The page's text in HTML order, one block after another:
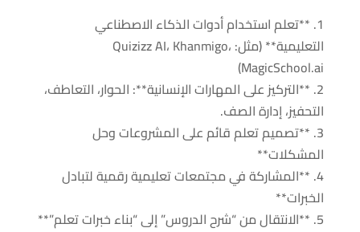
1. **تعلم استخدام أدوات الذكاء الاصطناعي
التعليمية** (مثل: Quizizz AI، Khanmigo،
MagicSchool.ai)
2. **التركيز على المهارات الإنسانية**: الحوار، التعاطف،
التحفيز، إدارة الصف.
3. **تصميم تعلم قائم على المشروعات وحل
المشكلات**
4. **المشاركة في مجتمعات تعليمية رقمية لتبادل
الخبرات**
5. **الانتقال من “شرح الدروس” إلى “بناء خبرات تعلم”**